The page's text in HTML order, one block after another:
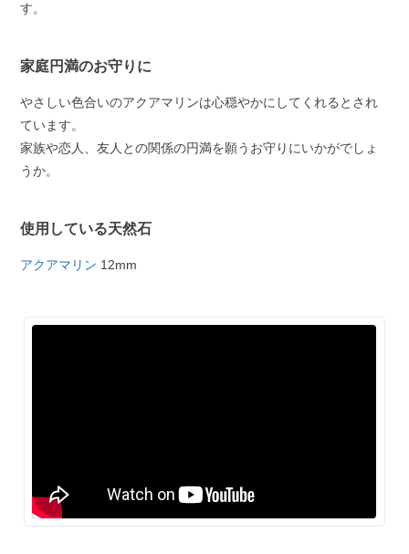
す。
家庭円満のお守りに
やさしい色合いのアクアマリンは心穏やかにしてくれるとされ
ています。
家族や恋人、友人との関係の円満を願うお守りにいかがでしょ
うか。
使用している天然石
アクアマリン 12mm